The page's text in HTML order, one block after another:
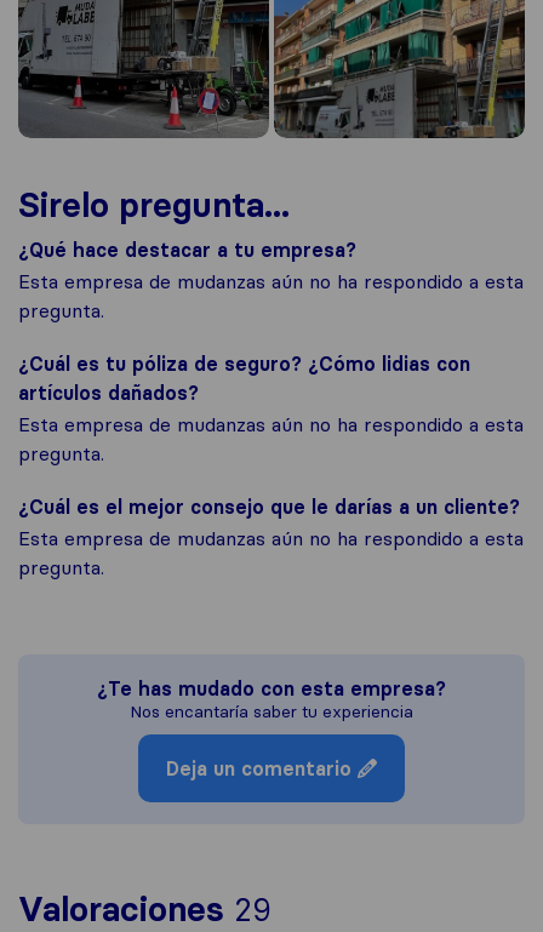
Sirelo pregunta...
¿Qué hace destacar a tu empresa?
Esta empresa de mudanzas aún no ha respondido a esta
pregunta.
¿Cuál es tu póliza de seguro? ¿Cómo lidias con
artículos dañados?
Esta empresa de mudanzas aún no ha respondido a esta
pregunta.
¿Cuál es el mejor consejo que le darías a un cliente?
Esta empresa de mudanzas aún no ha respondido a esta
pregunta.
¿Te has mudado con esta empresa?
Nos encantaría saber tu experiencia
Deja un comentario
Valoraciones 29